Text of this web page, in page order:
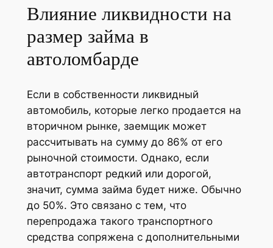
Влияние ликвидности на
размер займа в
автоломбарде
Если в собственности ликвидный
автомобиль, которые легко продается на
вторичном рынке, заемщик может
рассчитывать на сумму до 86% от его
рыночной стоимости. Однако, если
автотранспорт редкий или дорогой,
значит, сумма займа будет ниже. Обычно
до 50%. Это связано с тем, что
перепродажа такого транспортного
средства сопряжена с дополнительными